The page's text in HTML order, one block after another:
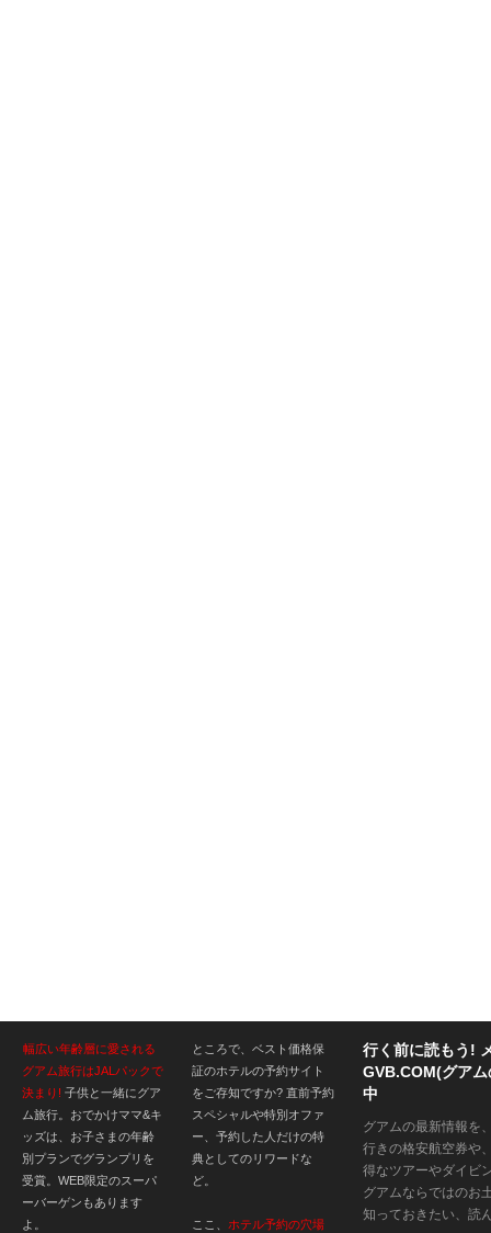
幅広い年齢層に愛される
グアム旅行はJALパックで
決まり! 子供と一緒にグア
ム旅行。おでかけママ&キ
ッズは、お子さまの年齢
別プランでグランプリを
受賞。WEB限定のスーパ
ーバーゲンもあります
よ。
ところで、ベスト価格保
証のホテルの予約サイト
をご存知ですか? 直前予約
スペシャルや特別オファ
ー、予約した人だけの特
典としてのリワードな
ど。
ここ、 ホテル予約の穴場
行く前に読もう!
GVB.COM(グア
中
グアムの最新情報を
行きの格安航空券や
得なツアーやダイビ
グアムならではのお
知っておきたい、読